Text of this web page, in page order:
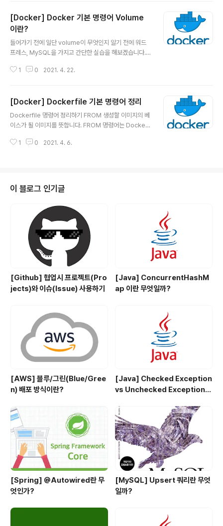
e": "compose", "version": "1.0.0", "description":
"", "main": "index.js", "scripts": { "start": "node se
rver.js", "test": "echo \"Error: no test specified\"
&& exit 1" }, "dependenci..
[Docker] Docker 기본 명령어 Volume
이란?
들어가기 전에 일단 volume이 무엇인지 알기 전에 워드
프레스, MySQL을 가지고 간단한 실습을 해보겠습니다.
MYSQL_ALLOW_EMPTY_PASSWORD=true --na
L)를 다운받고 컨테이너가 실행되는 것을 볼 수 있습니다.
MySQL 접속하기 docker exec -it mysql mysql 위
와 같이 exec 명령어를 통해서 mysql에 접속을 했습니
rant all privileges on wp.* to wp@'%' ..
1 0 2021. 4. 22.
[Docker] Dockerfile 기본 명령어 정리
Dockerfile 명령어 정리하기 FROM 생성할 이미지의 베
이스가 될 이미지를 뜻합니다. FROM 명령어는 Dockerfi
TAINER 이미지를 생성한 개발자 정보를 나타냅니다. RU
o hello >> test2.html'을 실행한다는 뜻입니다. ADD
파일을 이미지에 추가합니다. Dockerfile이 위치한 디렉
터리에서 파일을 가져옵니다. ex) ADD test.html /var/
www/html 이라면 Dockerfile과 같은 디렉토..
1 0 2021. 4. 6.
이 블로그 인기글
[Github] 협업시 프로젝트(Pro
jects)와 이슈(Issue) 사용하기
[Java] ConcurrentHashM
ap 이란 무엇일까?
[AWS] 블루/그린(Blue/Gree
n) 배포 방식이란?
[Java] Checked Exception
vs Unchecked Exception
[Spring] @Autowired란 무
엇인가?
[MySQL] Upsert 쿼리란 무엇
일까?